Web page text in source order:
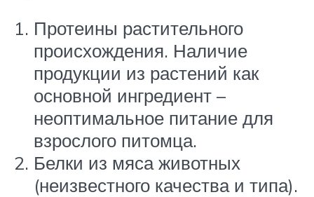
Протеины растительного
происхождения. Наличие
продукции из растений как
основной ингредиент –
неоптимальное питание для
взрослого питомца.
Белки из мяса животных
(неизвестного качества и типа).